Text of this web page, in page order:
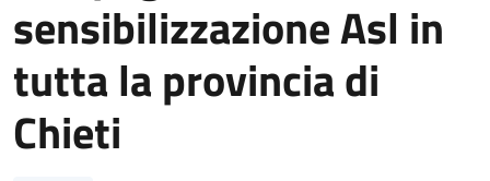
sensibilizzazione Asl in
tutta la provincia di
Chieti